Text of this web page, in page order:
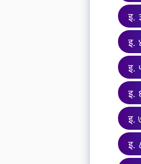
इ.
इ.
इ.
इ.
इ.
इ.